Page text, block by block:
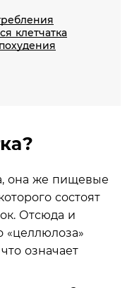
клетчатка
она же пищевые
состоят
Отсюда и
«целлюлоза»
означает